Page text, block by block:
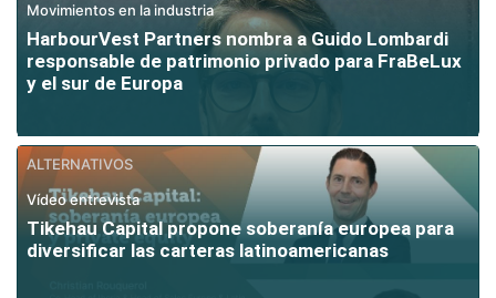
Movimientos en la industria
HarbourVest Partners nombra a Guido Lombardi
responsable de patrimonio privado para FraBeLux
y el sur de Europa
ALTERNATIVOS
Vídeo entrevista
Tikehau Capital propone soberanía europea para
diversificar las carteras latinoamericanas